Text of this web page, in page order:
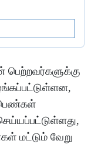
பெற்றவர்களுக்கு
மட்டும் வேறு